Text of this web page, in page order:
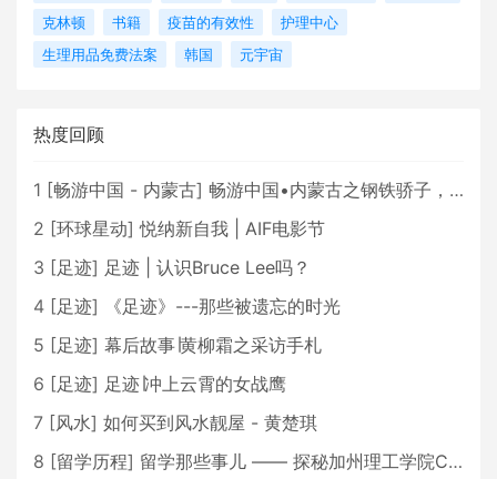
克林顿
书籍 疫苗的有效性
护理中心
生理用品免费法案
韩国 元宇宙
热度回顾
1 [畅游中国 - 内蒙古] 畅游中国•内蒙古之钢铁骄子，魅力包头
2 [环球星动] 悦纳新自我 | AIF电影节
3 [足迹] 足迹 | 认识Bruce Lee吗？
4 [足迹]
《足迹》---那些被遗忘的时光
5 [足迹] 幕后故事∣黄柳霜之采访手札
6 [足迹] 足迹∣冲上云霄的女战鹰
7 [风水] 如何买到风水靓屋 - 黄楚琪
8 [留学历程] 留学那些事儿 —— 探秘加州理工学院Caltech博士生活 [上集]